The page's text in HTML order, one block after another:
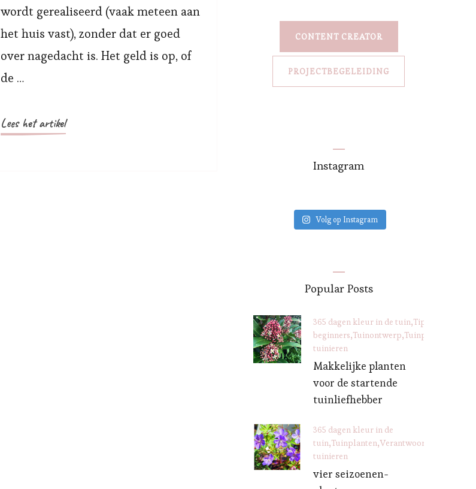
wordt gerealiseerd (vaak meteen aan
het huis vast), zonder dat er goed
over nagedacht is. Het geld is op, of
de …
Lees het artikel
CONTENT CREATOR
PROJECTBEGELEIDING
Instagram
Volg op Instagram
Popular Posts
365 dagen kleur in de tuin Tips voor
beginners Tuinontwerp Tuinplanten
tuinieren
Makkelijke planten
voor de startende
tuinliefhebber
365 dagen kleur in de
tuin Tuinplanten Verantwoord
tuinieren
vier seizoenen-